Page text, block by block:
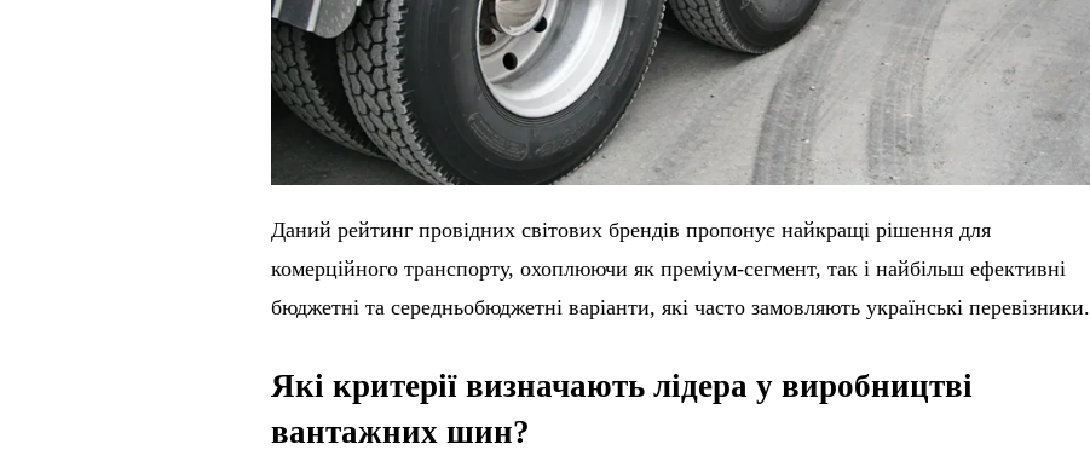
Даний рейтинг провідних світових брендів пропонує найкращі рішення для
комерційного транспорту, охоплюючи як преміум-сегмент, так і найбільш ефективні
бюджетні та середньобюджетні варіанти, які часто замовляють українські перевізники.
Які критерії визначають лідера у виробництві
вантажних шин?